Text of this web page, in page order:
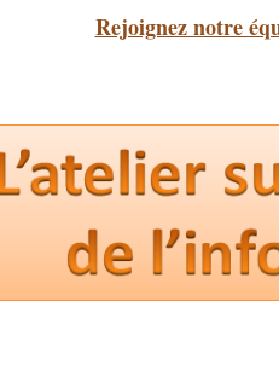
Rejoignez notre